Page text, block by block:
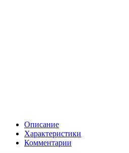
Описание
Характеристики
Комментарии